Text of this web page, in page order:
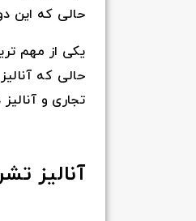
حالی که این
حالی که
تجاری و
آنالیز